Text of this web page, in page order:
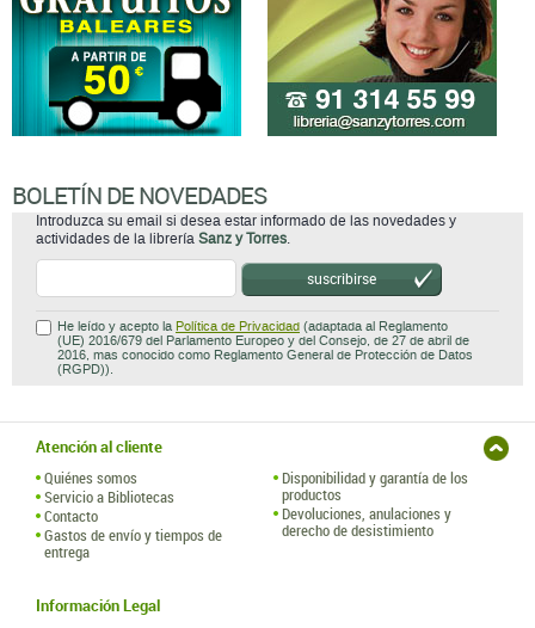
BOLETÍN DE NOVEDADES
Introduzca su email si desea estar informado de las novedades y
actividades de la librería Sanz y Torres.
suscribirse
He leído y acepto la Política de Privacidad (adaptada al Reglamento
(UE) 2016/679 del Parlamento Europeo y del Consejo, de 27 de abril de
2016, mas conocido como Reglamento General de Protección de Datos
(RGPD)).
Atención al cliente
Quiénes somos
Servicio a Bibliotecas
Contacto
Gastos de envío y tiempos de
entrega
Disponibilidad y garantía de los
productos
Devoluciones, anulaciones y
derecho de desistimiento
Información Legal